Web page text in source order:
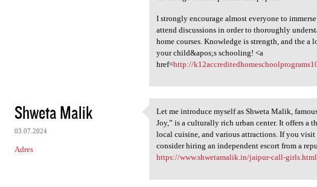
I strongly encourage almost everyone to
attend discussions in order to thoroughly
home courses. Knowledge is strength, and the
your child&apos;s schooling! <a
href=http://
Shweta Malik
03.07.2024
Adres
Let me introduce myself as
Let me introduce myself as Shweta Malik,
Joy,” is a culturally rich urban center. It offers
local cuisine, and various attractions. If you
consider hiring an independent escort from a
https://www.shwetamalik.in/jaipur-call-girls.html